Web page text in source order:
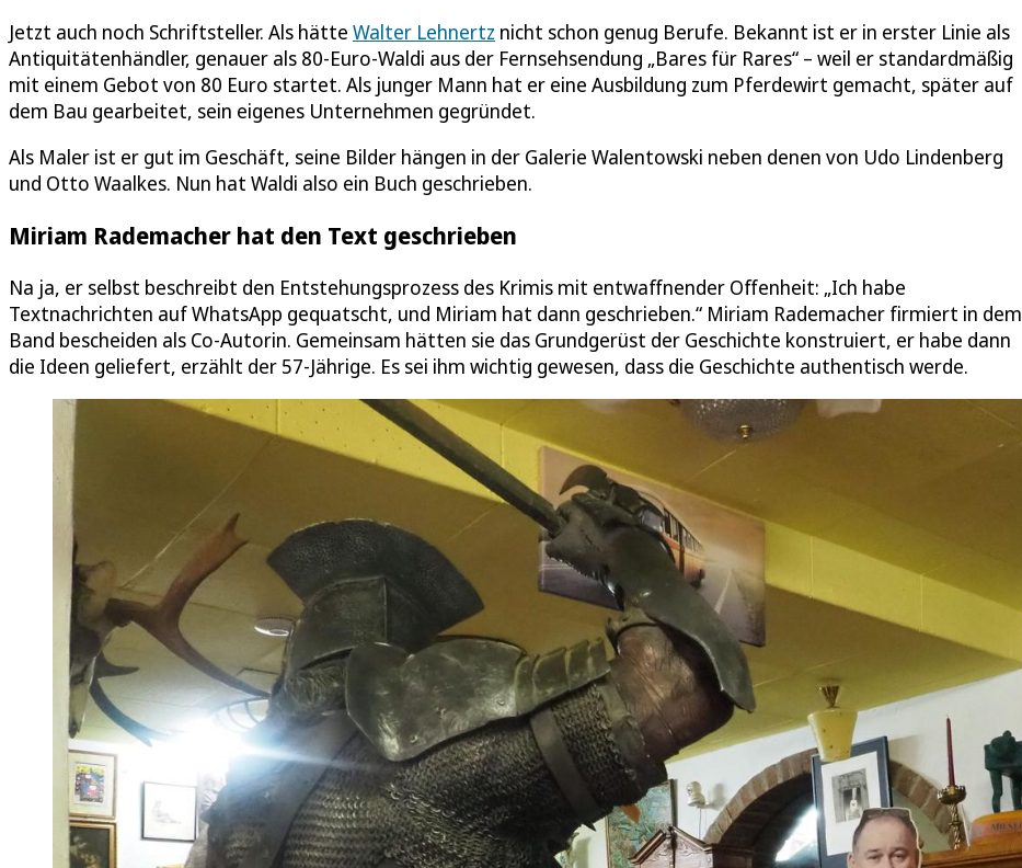
Jetzt auch noch Schriftsteller. Als hätte Walter Lehnertz nicht schon genug Berufe. Bekannt ist er in erster Linie als
Antiquitätenhändler, genauer als 80-Euro-Waldi aus der Fernsehsendung „Bares für Rares“ – weil er standardmäßig
mit einem Gebot von 80 Euro startet. Als junger Mann hat er eine Ausbildung zum Pferdewirt gemacht, später auf
dem Bau gearbeitet, sein eigenes Unternehmen gegründet.
Als Maler ist er gut im Geschäft, seine Bilder hängen in der Galerie Walentowski neben denen von Udo Lindenberg
und Otto Waalkes. Nun hat Waldi also ein Buch geschrieben.
Miriam Rademacher hat den Text geschrieben
Na ja, er selbst beschreibt den Entstehungsprozess des Krimis mit entwaffnender Offenheit: „Ich habe
Textnachrichten auf WhatsApp gequatscht, und Miriam hat dann geschrieben.“ Miriam Rademacher firmiert in dem
Band bescheiden als Co-Autorin. Gemeinsam hätten sie das Grundgerüst der Geschichte konstruiert, er habe dann
die Ideen geliefert, erzählt der 57-Jährige. Es sei ihm wichtig gewesen, dass die Geschichte authentisch werde.